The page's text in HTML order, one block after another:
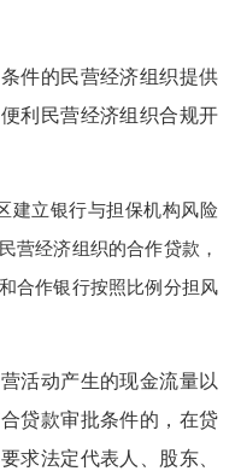
的民营经济组织提供
利民营经济组织合规开
建立银行与担保机构风险
营经济组织的合作贷款，
合作银行按照比例分担风
动产生的现金流量以
贷款审批条件的，在贷
求法定代表人、股东、